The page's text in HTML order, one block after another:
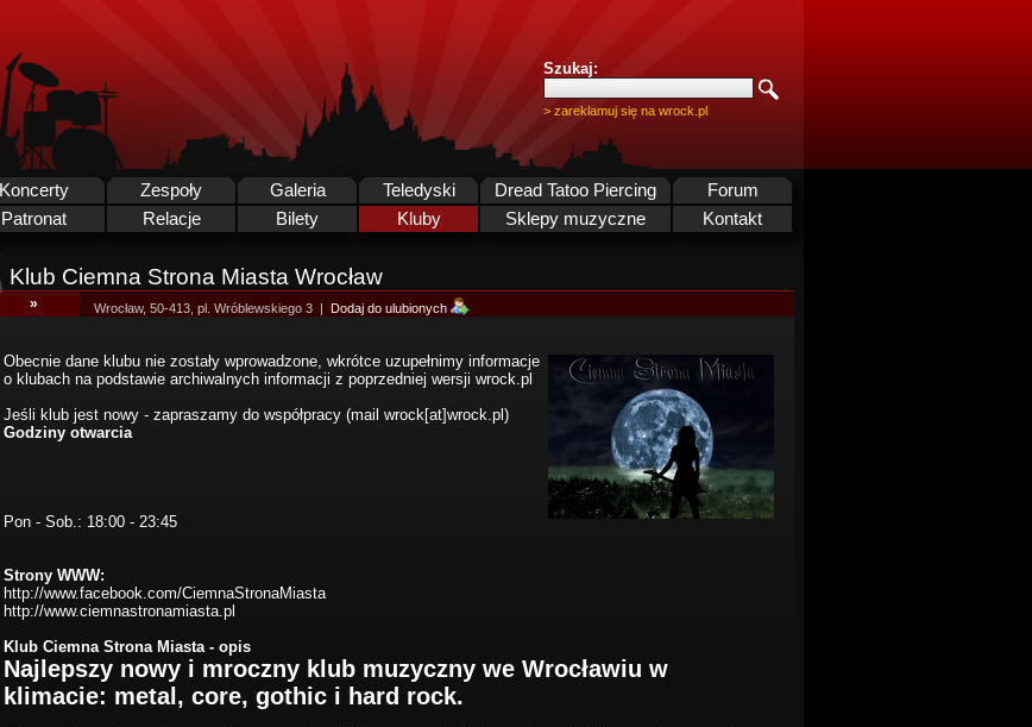
Szukaj:
> zareklamuj się na wrock.pl
Koncerty Zespoły Galeria Teledyski Dread Tatoo Piercing
Forum
Patronat Relacje Bilety Kluby Sklepy muzyczne Kontakt
Klub Ciemna Strona Miasta Wrocław
» Wrocław, 50-413, pl. Wróblewskiego 3 | Dodaj do ulubionych
Obecnie dane klubu nie zostały wprowadzone, wkrótce uzupełnimy informacje
o klubach na podstawie archiwalnych informacji z poprzedniej wersji wrock.pl
Jeśli klub jest nowy - zapraszamy do współpracy (mail wrock[at]wrock.pl)
Godziny otwarcia
Pon - Sob.: 18:00 - 23:45
Strony WWW:
http://www.facebook.com/CiemnaStronaMiasta
http://www.ciemnastronamiasta.pl
Klub Ciemna Strona Miasta - opis
Najlepszy nowy i mroczny klub muzyczny we Wrocławiu w
klimacie: metal, core, gothic i hard rock.